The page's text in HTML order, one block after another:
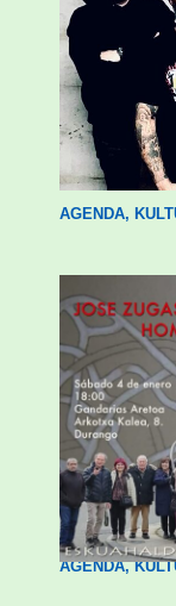
diskoa
Koba Liven
AGENDA,
Durangok
AGENDA,